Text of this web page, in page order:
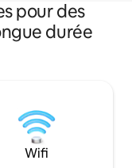
pour des
durée
Wifi